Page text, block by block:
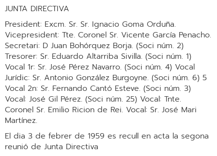
JUNTA DIRECTIVA
President: Excm. Sr. Sr. Ignacio Goma Orduña.
Vicepresident: Tte. Coronel Sr. Vicente García Penacho.
Secretari: D Juan Bohórquez Borja. (Soci núm. 2)
Tresorer: Sr. Eduardo Altarriba Sivilla. (Soci núm. 1)
Vocal 1r: Sr. José Pérez Navarro. (Soci núm. 4) Vocal
Jurídic: Sr. Antonio González Burgoyne. (Soci núm. 6) 5
Vocal 2n: Sr. Fernando Cantó Esteve. (Soci núm. 3)
Vocal: José Gil Pérez. (Soci núm. 25) Vocal: Tnte.
Coronel Sr. Emilio Ricion de Rei. Vocal: Sr. José Mari
Martínez.
El dia 3 de febrer de 1959 es recull en acta la segona
reunió de Junta Directiva